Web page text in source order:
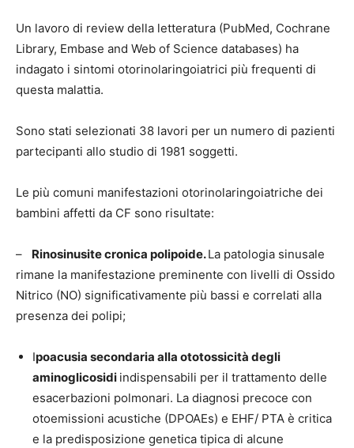
Un lavoro di review della letteratura (PubMed, Cochrane
Library, Embase and Web of Science databases) ha
indagato i sintomi otorinolaringoiatrici più frequenti di
questa malattia.
Sono stati selezionati 38 lavori per un numero di pazienti
partecipanti allo studio di 1981 soggetti.
Le più comuni manifestazioni otorinolaringoiatriche dei
bambini affetti da CF sono risultate:
– Rinosinusite cronica polipoide.La patologia sinusale
rimane la manifestazione preminente con livelli di Ossido
Nitrico (NO) significativamente più bassi e correlati alla
presenza dei polipi;
Ipoacusia secondaria alla ototossicità degli
aminoglicosidi indispensabili per il trattamento delle
esacerbazioni polmonari. La diagnosi precoce con
otoemissioni acustiche (DPOAEs) e EHF/ PTA è critica
e la predisposizione genetica tipica di alcune